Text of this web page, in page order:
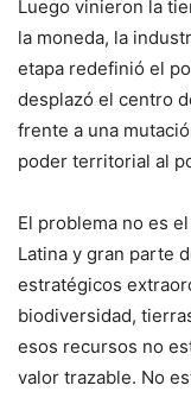
Luego vinieron la
la moneda, la
etapa redefinió el
desplazó el centro
frente a una
poder territorial al
El problema no es
Latina y gran parte
estratégicos
biodiversidad,
esos recursos no
valor trazable. No